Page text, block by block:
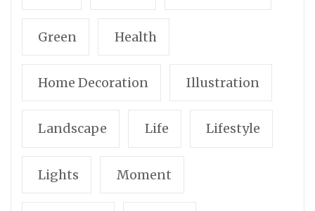
Green Health
Home Decoration Illustration
Landscape Life Lifestyle
Lights Moment